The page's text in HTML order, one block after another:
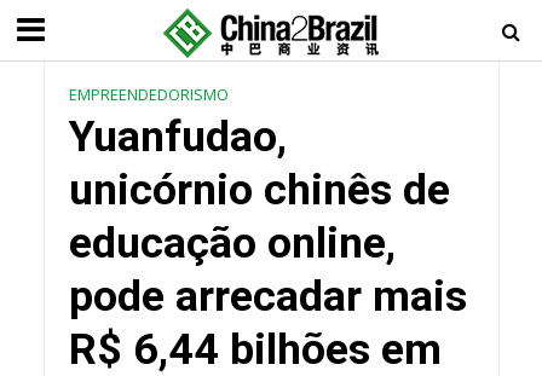
EMPREENDEDORISMO
Yuanfudao,
unicórnio chinês de
educação online,
pode arrecadar mais
R$ 6,44 bilhões em